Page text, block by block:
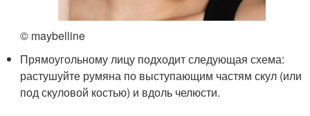
© maybelline
Прямоугольному лицу подходит следующая схема:
растушуйте румяна по выступающим частям скул (или
под скуловой костью) и вдоль челюсти.